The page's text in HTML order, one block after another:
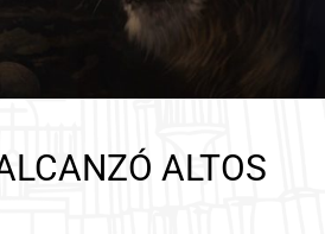
ALTOS